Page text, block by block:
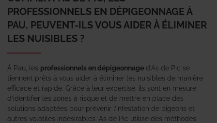
PROFESSIONNELS EN DÉPIGEONNAGE À
PAU, PEUVENT-ILS VOUS AIDER À ÉLIMINER
LES NUISIBLES ?
À Pau, les professionnels en dépigeonnage d’As de Pic se
tiennent prêts à vous aider à éliminer les nuisibles de manière
efficace et rapide. Grâce à leur expertise, ils sont en mesure
d’identifier les zones à risque et de mettre en place des
solutions adaptées pour prévenir l’infestation de pigeons et
autres volatiles indésirables. As de Pic utilise des méthodes